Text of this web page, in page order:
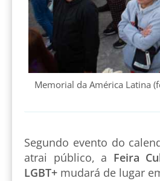
Memorial da América Latina
Segundo evento do
atrai público, a Feira
LGBT+ mudará de lugar